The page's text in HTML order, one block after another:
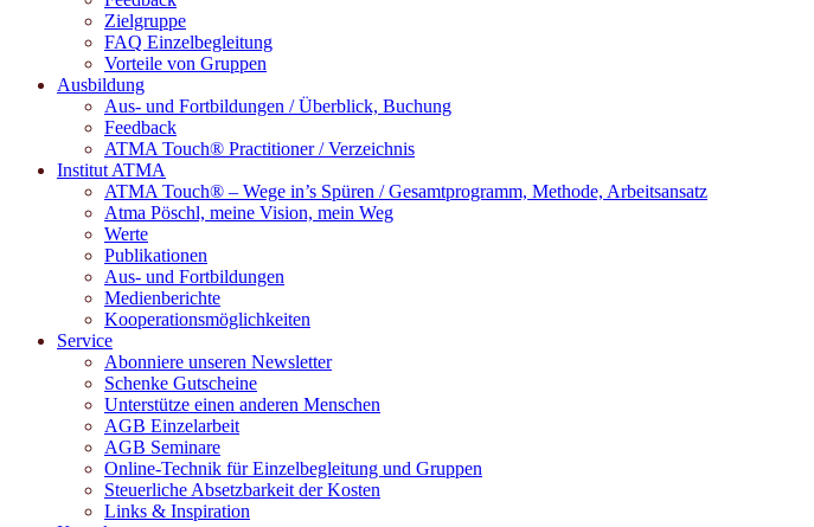
Zielgruppe
FAQ Einzelbegleitung
Vorteile von Gruppen
Ausbildung
Aus- und Fortbildungen / Überblick, Buchung
Feedback
ATMA Touch® Practitioner / Verzeichnis
Institut ATMA
ATMA Touch® – Wege in’s Spüren / Gesamtprogramm, Methode, Arbeitsansatz
Atma Pöschl, meine Vision, mein Weg
Werte
Publikationen
Aus- und Fortbildungen
Medienberichte
Kooperationsmöglichkeiten
Service
Abonniere unseren Newsletter
Schenke Gutscheine
Unterstütze einen anderen Menschen
AGB Einzelarbeit
AGB Seminare
Online-Technik für Einzelbegleitung und Gruppen
Steuerliche Absetzbarkeit der Kosten
Links & Inspiration